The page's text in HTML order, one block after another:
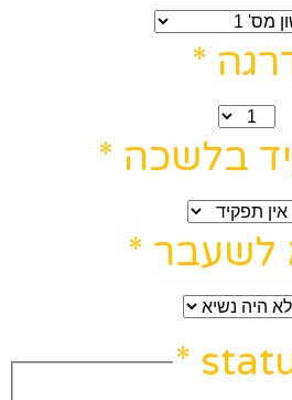
*
בלשכה *
לשעבר *
*